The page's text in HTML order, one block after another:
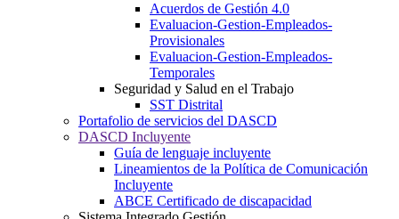
Acuerdos de Gestión 4.0
Evaluacion-Gestion-Empleados-
Provisionales
Evaluacion-Gestion-Empleados-
Temporales
Seguridad y Salud en el Trabajo
SST Distrital
Portafolio de servicios del DASCD
DASCD Incluyente
Guía de lenguaje incluyente
Lineamientos de la Política de Comunicación
Incluyente
ABCE Certificado de discapacidad